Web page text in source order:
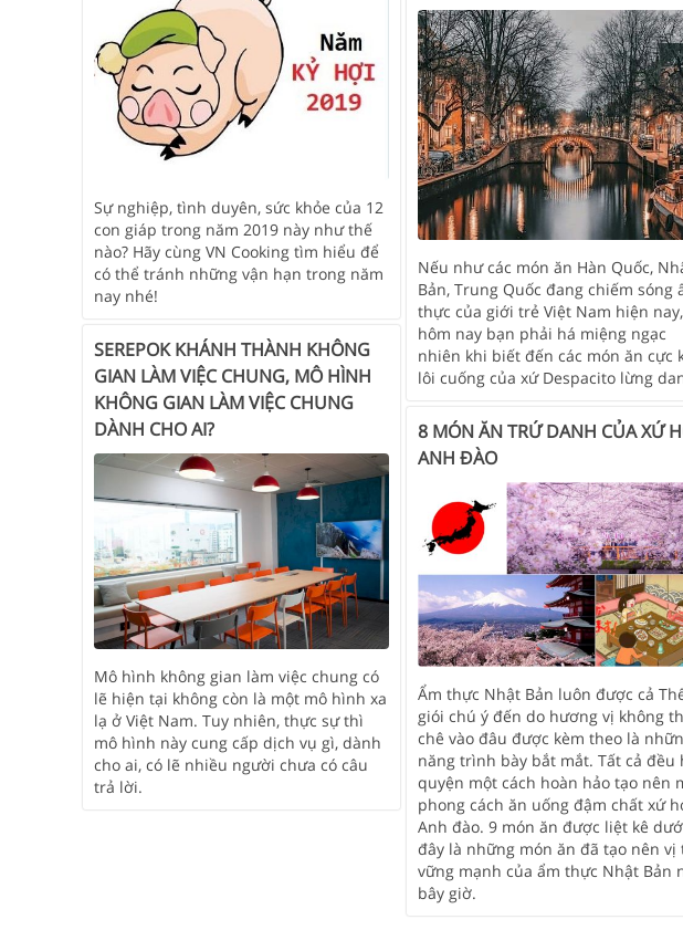
Sự nghiệp, tình duyên, sức khỏe của 12
con giáp trong năm 2019 này như thế
nào? Hãy cùng VN Cooking tìm hiểu để
có thể tránh những vận hạn trong năm
nay nhé!
Nếu như các món ăn Hàn Quốc,
Bản, Trung Quốc đang chiếm sóng
thực của giới trẻ Việt Nam hiện
hôm nay bạn phải há miệng ngạc
nhiên khi biết đến các món ăn cực
lôi cuống của xứ Despacito lừng
SEREPOK KHÁNH THÀNH KHÔNG
GIAN LÀM VIỆC CHUNG, MÔ HÌNH
KHÔNG GIAN LÀM VIỆC CHUNG
DÀNH CHO AI?
Mô hình không gian làm việc chung có
lẽ hiện tại không còn là một mô hình xa
lạ ở Việt Nam. Tuy nhiên, thực sự thì
mô hình này cung cấp dịch vụ gì, dành
cho ai, có lẽ nhiều người chưa có câu
trả lời.
8 MÓN ĂN TRỨ DANH CỦA XỨ
ANH ĐÀO
Ẩm thực Nhật Bản luôn được cả
giói chú ý đến do hương vị không
chê vào đâu được kèm theo là
năng trình bày bắt mắt. Tất cả đều
quyện một cách hoàn hảo tạo nên
phong cách ăn uống đậm chất xứ
Anh đào. 9 món ăn được liệt kê
đây là những món ăn đã tạo nên vị
vững mạnh của ẩm thực Nhật Bản
bây giờ.